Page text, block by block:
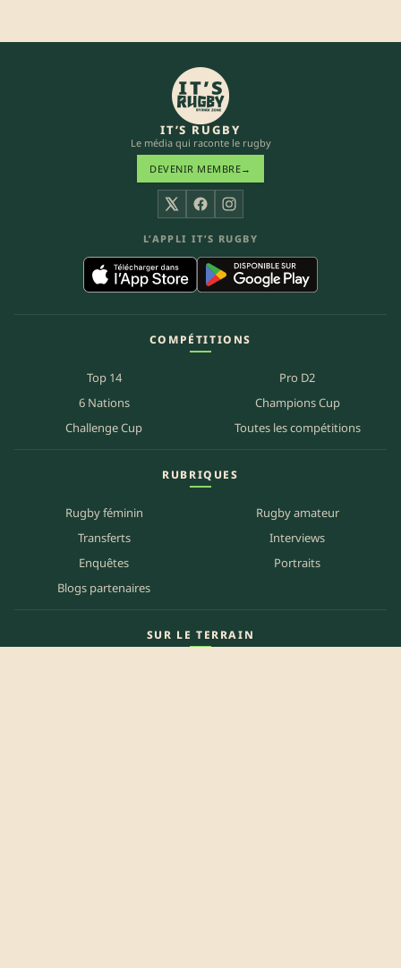
IT’S RUGBY
Le média qui raconte le rugby
DEVENIR MEMBRE→
X FacebookInstagram
L’APPLI IT’S RUGBY
COMPÉTITIONS
Top 14
Pro D2
6 Nations
Champions Cup
Challenge Cup
Toutes les compétitions
RUBRIQUES
Rugby féminin
Rugby amateur
Transferts
Interviews
Enquêtes
Portraits
Blogs partenaires
SUR LE TERRAIN